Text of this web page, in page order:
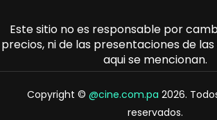
Este sitio no es responsable por
precios, ni de las presentaciones de
aqui se mencionan.
Copyright © @cine.com.pa 2026.
reservados.